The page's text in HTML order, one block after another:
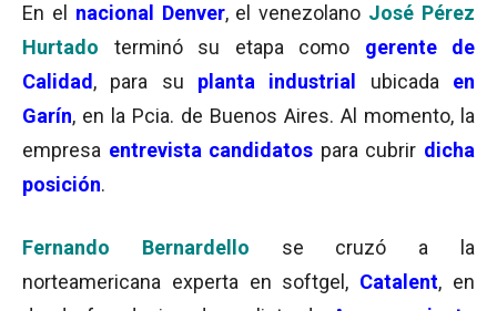
En el nacional Denver, el venezolano José Pérez
Hurtado
terminó su etapa como gerente de
Calidad , para su planta industrial ubicada en
Garín, en la Pcia. de Buenos Aires. Al momento, la
empresa entrevista candidatos para cubrir dicha
posición.
Fernando Bernardello
se cruzó a la
norteamericana experta en softgel, Catalent, en